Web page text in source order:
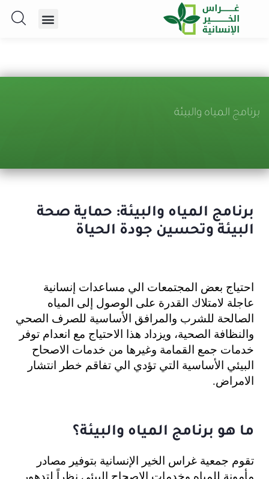
برنامج المياه والبيئة
برنامج المياه والبيئة: حماية صحة
البيئة وتحسين جودة الحياة
احتياج بعض المجتمعات الي مساعدات إنسانية
عاجلة لامتلاك القدرة على الوصول إلى المياه
الصالحة للشرب والمرافق الأساسية للصرف الصحي
والنظافة الصحية، ويزداد هذا الاحتياج مع انعدام توفر
خدمات جمع القمامة وغيرها من خدمات الاصحاح
البيئي الأساسية التي تؤدي الي تفاقم خطر انتشار
الامراض.
ما هو برنامج المياه والبيئة؟